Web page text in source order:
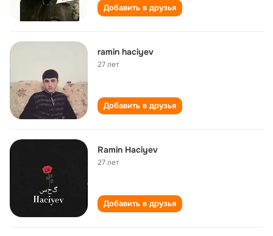
Добавить в друзья
ramin haciyev
27 лет
Добавить в друзья
Ramin Haciyev
27 лет
Добавить в друзья